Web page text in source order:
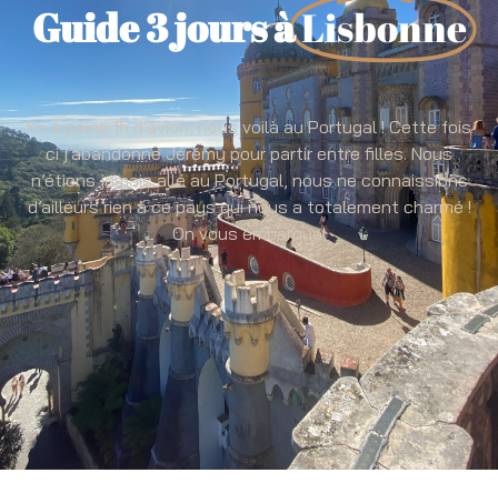
Guide 3 jours àLisbonne
En à peine 1h d’avion, nous voilà au Portugal ! Cette fois
ci j’abandonne Jérémy pour partir entre filles. Nous
n’étions jamais allé au Portugal, nous ne connaissions
d’ailleurs rien à ce pays qui nous a totalement charmé !
On vous embarque!